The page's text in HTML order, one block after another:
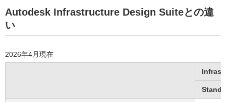
Autodesk Infrastructure Design Suiteとの違
い
2026年4月現在